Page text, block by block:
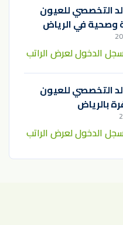
التخصصي للعيون
الدخول لعرض الراتب
التخصصي للعيون
الدخول لعرض الراتب